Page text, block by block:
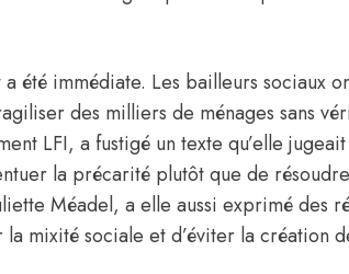
été immédiate. Les bailleurs sociaux
des milliers de ménages sans
LFI, a fustigé un texte qu’elle
la précarité plutôt que de
Méadel, a elle aussi exprimé des
mixité sociale et d’éviter la création